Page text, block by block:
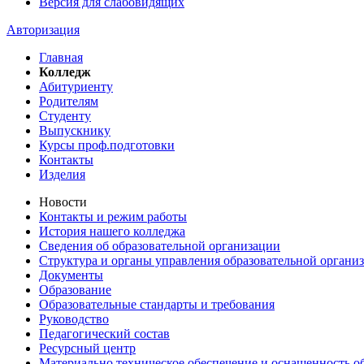
Авторизация
Главная
Колледж
Абитуриенту
Родителям
Студенту
Выпускнику
Курсы проф.подготовки
Контакты
Изделия
Новости
Контакты и режим работы
История нашего колледжа
Сведения об образовательной организации
Структура и органы управления образовательной
Документы
Образование
Образовательные стандарты и требования
Руководство
Педагогический состав
Ресурсный центр